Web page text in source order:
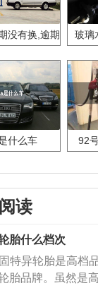
没有换,逾期
玻璃
什么车 92
读
胎什么档次
特异轮胎是高档
胎品牌。虽然是